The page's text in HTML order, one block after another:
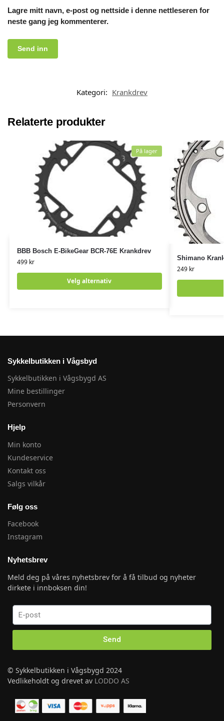
Lagre mitt navn, e-post og nettside i denne nettleseren for
neste gang jeg kommenterer.
Kategori: Krankdrev
Relaterte produkter
BBB Bosch E-BikeGear BCR-76E Krankdrev
499 kr
Velg alternativ
På lager
Shimano
249 kr
Sykkelbutikken i Vågsbyd
Sykkelbutikken i Vågsbygd AS
Mine bestillinger
Personvern
Hjelp
Min konto
Kundeservice
Kontakt oss
Salgs vilkår
Følg oss
Facebook
Instagram
Nyhetsbrev
Meld deg på våres nyhetsbrev for å få tilbud og nyheter
dirkete i innboksen din!
Send
© Sykkelbutikken i Vågsbygd 2024
Vedlikeholdt og drevet av LODDO AS